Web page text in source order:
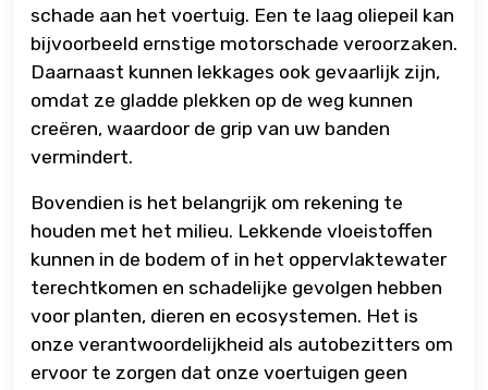
schade aan het voertuig. Een te laag oliepeil kan
bijvoorbeeld ernstige motorschade veroorzaken.
Daarnaast kunnen lekkages ook gevaarlijk zijn,
omdat ze gladde plekken op de weg kunnen
creëren, waardoor de grip van uw banden
vermindert.
Bovendien is het belangrijk om rekening te
houden met het milieu. Lekkende vloeistoffen
kunnen in de bodem of in het oppervlaktewater
terechtkomen en schadelijke gevolgen hebben
voor planten, dieren en ecosystemen. Het is
onze verantwoordelijkheid als autobezitters om
ervoor te zorgen dat onze voertuigen geen